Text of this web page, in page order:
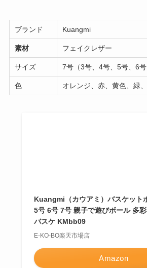
ブランド Kuangmi
素材 フェイクレザー
サイズ 7号（3号、4号、5号、6号
色 オレンジ、赤、黄色、緑
Kuangmi（カウアミ）バスケット
5号 6号 7号 親子で遊びボール 多
バスケ KMbb09
E-KO-BO楽天市場店
Amazon